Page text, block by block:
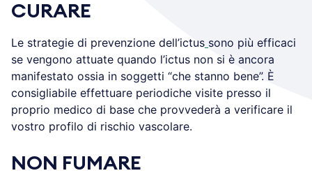
CURARE
Le strategie di prevenzione dell’ictus sono più efficaci
se vengono attuate quando l’ictus non si è ancora
manifestato ossia in soggetti “che stanno bene”. È
consigliabile effettuare periodiche visite presso il
proprio medico di base che provvederà a verificare il
vostro profilo di rischio vascolare.
NON FUMARE